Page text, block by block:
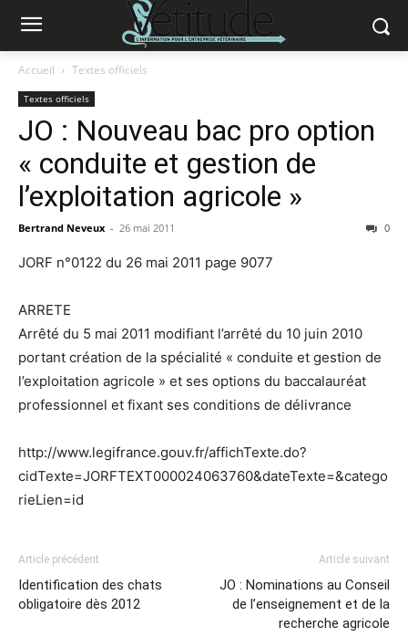
Accueil Textes officiels
Textes officiels
JO : Nouveau bac pro option
« conduite et gestion de
l’exploitation agricole »
Bertrand Neveux - 26 mai 2011 0
JORF n°0122 du 26 mai 2011 page 9077
ARRETE
Arrêté du 5 mai 2011 modifiant l’arrêté du 10 juin 2010
portant création de la spécialité « conduite et gestion de
l’exploitation agricole » et ses options du baccalauréat
professionnel et fixant ses conditions de délivrance
http://www.legifrance.gouv.fr/affichTexte.do?
cidTexte=JORFTEXT000024063760&dateTexte=&catego
rieLien=id
Article précédent
Identification des chats
obligatoire dès 2012
Article suivant
JO : Nominations au Conseil
de l’enseignement et de la
recherche agricole